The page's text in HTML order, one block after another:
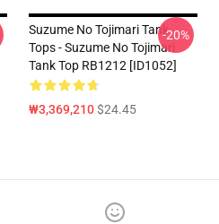
Suzume No Tojimari Tank
Tops - Suzume No Tojimari
Tank Top RB1212 [ID1052]
₩3,369,210$24.45
-20%